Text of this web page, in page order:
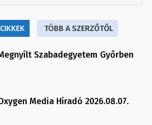
TÖBB A SZERZŐTŐL
Szabadegyetem Győrben
Media Híradó 2026.08.07.